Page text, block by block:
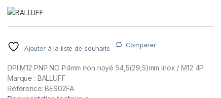
Ajouter à la liste de souhaits Comparer
DPI M12 PNP NO P4mm non noyé 54,5(29,5)mm Inox / M12 4P
Marque : BALLUFF
Référence: BES02FA